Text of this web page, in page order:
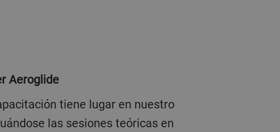
Aeroglide
las sesiones teóricas en